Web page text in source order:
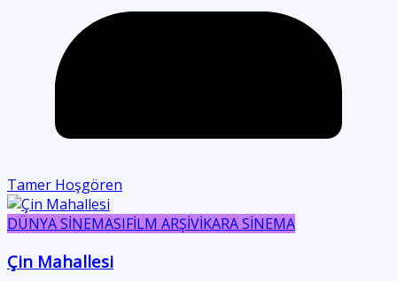
Tamer Hoşgören
DÜNYA SİNEMASIFİLM ARŞİVİKARA SİNEMA
Çin Mahallesi